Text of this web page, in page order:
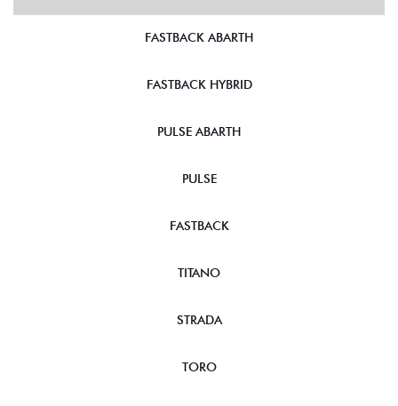
FASTBACK ABARTH
FASTBACK HYBRID
PULSE ABARTH
PULSE
FASTBACK
TITANO
STRADA
TORO